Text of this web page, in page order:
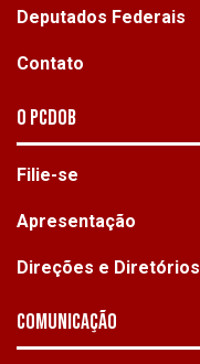
Deputados Federais
Contato
O PCdoB
Filie-se
Apresentação
Direções e Diretórios
Comunicação